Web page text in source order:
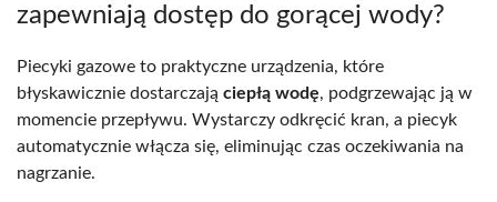
zapewniają dostęp do gorącej wody?
Piecyki gazowe to praktyczne urządzenia, które
błyskawicznie dostarczają ciepłą wodę, podgrzewając ją w
momencie przepływu. Wystarczy odkręcić kran, a piecyk
automatycznie włącza się, eliminując czas oczekiwania na
nagrzanie.